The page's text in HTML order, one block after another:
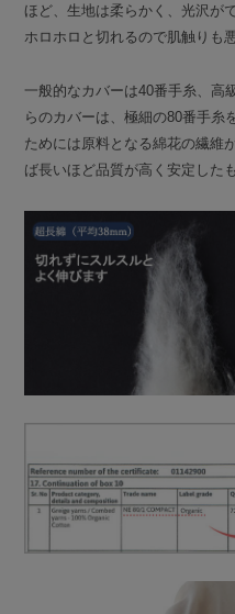
ほど、生地は柔らかく、光沢が
ホロホロと切れるので肌触りも
一般的なカバーは40番手糸、高
らのカバーは、極細の80番手糸
ためには原料となる綿花の繊維
ば長いほど品質が高く安定した